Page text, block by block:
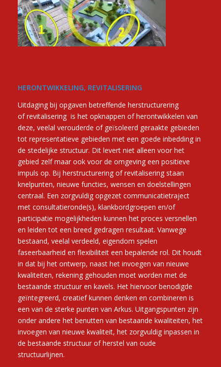
HERONTWIKKELING, REVITALISERING
Uitdaging bij opgaven betreffende herstructurering
of revitalisering is het opknappen of herontwikkelen van
deze, veelal verouderde of geïsoleerd geraakte gebieden
tot representatieve gebieden met een goede inbedding in
de stedelijke structuur. Dit levert niet alleen voor het
gebied zelf maar ook voor de omgeving een positieve
impuls op. Bij herstructurering of revitalisering staan
knelpunten, nieuwe functies, wensen en doelstellingen
centraal. Een zorgvuldig opgezet communicatietraject
met consultatieronde(s), klankbordgroepen en/of
participatie mogelijkheden kunnen het proces versnellen
en leiden tot een breed gedragen resultaat. Vanwege
bestaand, veelal verdeeld, eigendom spelen
faseerbaarheid en flexibiliteit een bepalende rol. Dit houdt
in dat bij het ontwerp, naast het invoegen van nieuwe
kwaliteiten, rekening gehouden moet worden met de
bestaande structuur en kavels. Het hiervoor benodigde
geïntegreerd, creatief kunnen denken en combineren is
een van de sterke punten van Arkus. Uitgangspunten zijn
onder andere het benutten van bestaande kwaliteiten, het
invoegen van nieuwe kwaliteit, het zorgvuldig inpassen in
de bestaande structuur of herstel van oude
structuurlijnen.